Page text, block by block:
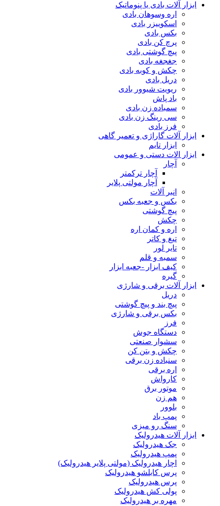
ابزار آلات بادی یا پنوماتیک
اره وسوهان بادی
اسکوییزر بادی
بکس بادی
پرچ کن بادی
پیچ گوشتی بادی
جغجغه بادی
چکش و کوبه بادی
دریل بادی
ریویت شیوور بادی
باد پاش
سمباده زن بادی
سی رینگ زن بادی
فرز بادی
ابزار آلات گاراژی و تعمیر گاهی
ابزار تایم
ابزار الات دستی و عمومی
آچار
آچار ترکمتر
آچار مولتی پلایر
انبر آلات
بکس و جعبه بکس
پیچ گوشتی
چکش
اره و کمان اره
تیغ و کاتر
تایر لور
سمبه و قلم
کیف ابزار -جعبه ابزار
گیره
ابزار آلات برقی و شارژی
دریل
پیچ بند و پیچ گوشتی
بکس برقی و شارژی
فرز
دستگاه جوش
سشوار صنعتی
چکش و بتن کن
سنباده زن برقی
اره برقی
کارواش
موتور برق
هم زن
بلوور
پمپ باد
سنگ رو میزی
ابزار آلات هیدرولیک
جک هیدرولیک
پمپ هیدرولیک
اچار هیدرولیک (مولتی پلایر هیدرولیک)
پرس کابلشو هیدرولیک
پرس هیدرولیک
پولی کش هیدرولیک
مهره بر هیدرولیک